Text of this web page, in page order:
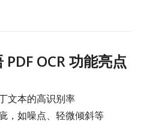
OCR 功能亮点
文本的高识别率
，如噪点、轻微倾斜等